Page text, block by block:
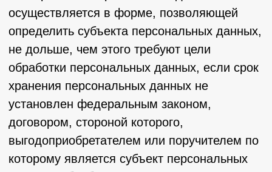
правовых, организационных и технических
мер, необходимых для выполнения в
полном объеме требований действующего
законодательства в области защиты
персональных данных.
10.1. Оператор обеспечивает сохранность
персональных данных и принимает все
возможные меры, исключающие доступ к
персональным данным неуполномоченных
лиц.
10.2. Персональные данные Пользователя
никогда, ни при каких условиях не будут
переданы третьим лицам, за исключением